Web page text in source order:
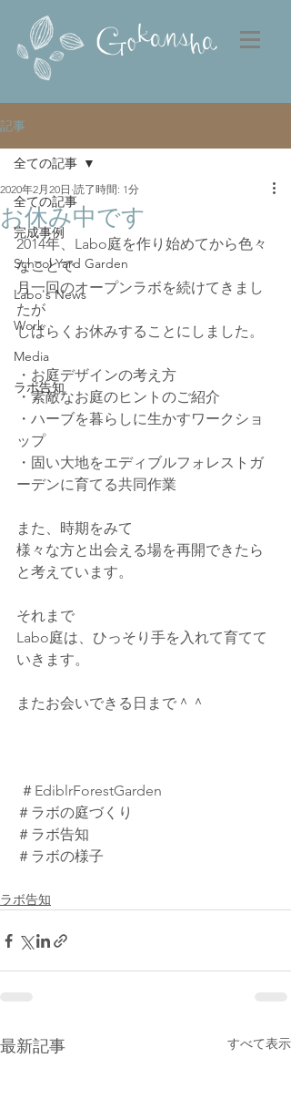
記事
全ての記事
完成事例
School Yard Garden
Labo's News
Work
Media
ラボ告知
全ての記事
お休み中です
2020年2月20日 読了時間: 1分
2014年、Labo庭を作り始めてから色々
なことで
月一回のオープンラボを続けてきまし
たが
しばらくお休みすることにしました。
・お庭デザインの考え方
・素敵なお庭のヒントのご紹介
・ハーブを暮らしに生かすワークショ
ップ
・固い大地をエディブルフォレストガ
ーデンに育てる共同作業
また、時期をみて
様々な方と出会える場を再開できたら
と考えています。
それまで
Labo庭は、ひっそり手を入れて育てて
いきます。
またお会いできる日まで＾＾
＃EdiblrForestGarden
＃ラボの庭づくり
＃ラボ告知
＃ラボの様子
ラボ告知
最新記事 すべて表示